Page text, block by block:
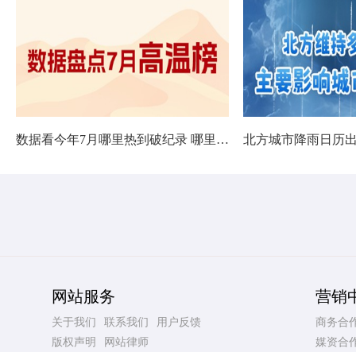
数据看今年7月哪里热到破纪录 哪里暑热连轴转
网站服务
关于我们 联系我们
用户反馈
版权声明
网站律师
营销
商务合
媒资合